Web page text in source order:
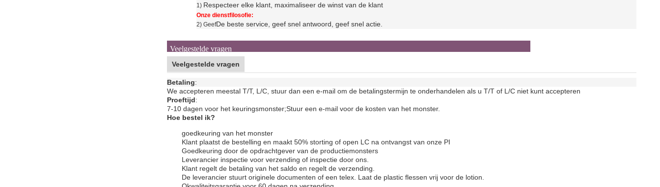
1) Respecteer elke klant, maximaliseer de winst van de klant
Onze dienstfilosofie:
2) GeefDe beste service, geef snel antwoord, geef snel actie.
Veelgestelde vragen
Veelgestelde vragen
Betaling:
We accepteren meestal T/T, L/C, stuur dan een e-mail om de betalingstermijn te onderhandelen als u T/T of L/C niet kunt accepteren
Proeftijd:
7-10 dagen voor het keuringsmonster;Stuur een e-mail voor de kosten van het monster.
Hoe bestel ik?
goedkeuring van het monster
Klant plaatst de bestelling en maakt 50% storting of open LC na ontvangst van onze PI
Goedkeuring door de opdrachtgever van de productiemonsters
Leverancier inspectie voor verzending of inspectie door ons.
Klant regelt de betaling van het saldo en regelt de verzending.
De leverancier stuurt originele documenten of een telex. Laat de plastic flessen vrij voor de lotion.